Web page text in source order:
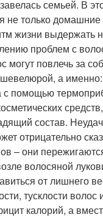
семьей. В
не только
жизни выдержать
проблем с
могут повлечь за
а
с помощью
состав.
отрицательно
– они
волосяной
от лишнего
тусклости волос
калорий, а